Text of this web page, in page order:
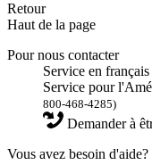
Retour
Haut de la page
Pour nous contacter
Service en
Service pour
800-468-4285)
Demander à
Vous avez besoin d'aide?